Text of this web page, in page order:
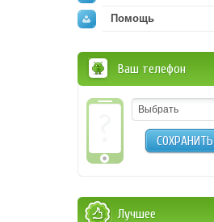
Помощь
Ваш телефон
Выбрать
СОХРАНИТЬ
Лучшее